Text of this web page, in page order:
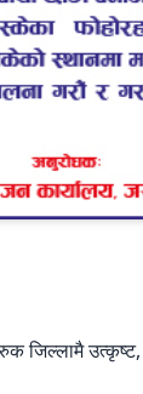
जिल्लामै उत्कृष्ट,